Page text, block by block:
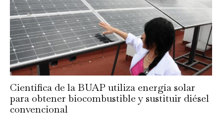
Científica de la BUAP utiliza energía solar
para obtener biocombustible y sustituir diésel
convencional